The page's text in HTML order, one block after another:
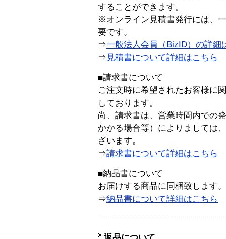
することができます。
※オンライン見積書発行には、
要です。
⇒一般法人会員（BizID）の詳細
⇒ 見積書について詳細はこちら
■請求書について
ご注文時に希望されたお客様に
しております。
尚、請求書は、営業時間内での
かかる場合等）によりましては
ざいます。
⇒請求書について詳細はこちら
■納品書について
お届けする商品に同梱致します。
⇒納品書について詳細はこちら